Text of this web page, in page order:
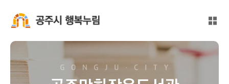
전체